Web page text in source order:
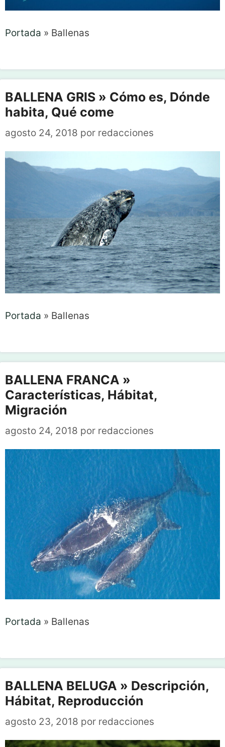
Portada » Ballenas
BALLENA GRIS » Cómo es, Dónde
habita, Qué come
agosto 24, 2018 por redacciones
Portada » Ballenas
BALLENA FRANCA »
Características, Hábitat,
Migración
agosto 24, 2018 por redacciones
Portada » Ballenas
BALLENA BELUGA » Descripción,
Hábitat, Reproducción
agosto 23, 2018 por redacciones